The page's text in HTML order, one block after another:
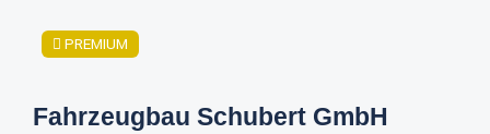
PREMIUM
Fahrzeugbau Schubert GmbH